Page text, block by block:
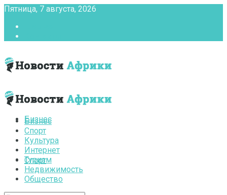
Пятница, 7 августа, 2026
Бизнес
Спорт
Бизнес
Спорт
Культура
Интернет
Туризм
Недвижимость
Общество